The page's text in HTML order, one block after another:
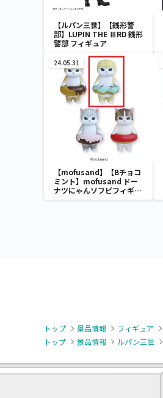
【ルパン三世】【銭形警
部】LUPIN THE ⅢRD 銭形
警部 フィギュア
24.05.31
【mofusand】【Bチョコ
ミント】mofusand ドー
ナツにゃんソフビフィギュ
ア
トップ 景品情報 フィギュア
トップ
景品情報 ルパン三世